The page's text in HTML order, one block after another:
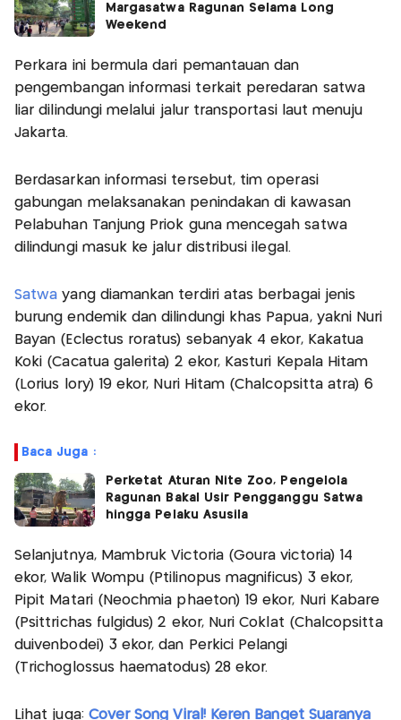
Margasatwa Ragunan Selama Long
Weekend
Perkara ini bermula dari pemantauan dan
pengembangan informasi terkait peredaran satwa
liar dilindungi melalui jalur transportasi laut menuju
Jakarta.
Berdasarkan informasi tersebut, tim operasi
gabungan melaksanakan penindakan di kawasan
Pelabuhan Tanjung Priok guna mencegah satwa
dilindungi masuk ke jalur distribusi ilegal.
Satwa yang diamankan terdiri atas berbagai jenis
burung endemik dan dilindungi khas Papua, yakni Nuri
Bayan (Eclectus roratus) sebanyak 4 ekor, Kakatua
Koki (Cacatua galerita) 2 ekor, Kasturi Kepala Hitam
(Lorius lory) 19 ekor, Nuri Hitam (Chalcopsitta atra) 6
ekor.
Baca Juga :
Perketat Aturan Nite Zoo, Pengelola
Ragunan Bakal Usir Pengganggu Satwa
hingga Pelaku Asusila
Selanjutnya, Mambruk Victoria (Goura victoria) 14
ekor, Walik Wompu (Ptilinopus magnificus) 3 ekor,
Pipit Matari (Neochmia phaeton) 19 ekor, Nuri Kabare
(Psittrichas fulgidus) 2 ekor, Nuri Coklat (Chalcopsitta
duivenbodei) 3 ekor, dan Perkici Pelangi
(Trichoglossus haematodus) 28 ekor.
Lihat juga: Cover Song Viral! Keren Banget Suaranya